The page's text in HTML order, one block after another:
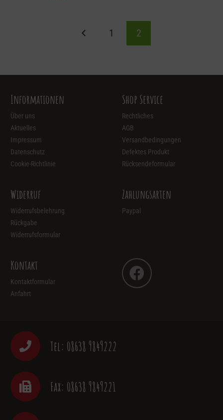
1 2
Informationen
Über uns
Aktuelles
Impressum
Datenschutz
Cookie-Richtlinie
Shop Service
Rechtliches
AGB
Versandbedingungen
Defektes Produkt
Rücksendeformular
Widerruf
Widerrufsbelehrung
Rückgabe
Widerrufsformular
Zahlungsarten
Paypal
Kontakt
Kontaktformular
Anfahrt
Tel: 08638 9849222
Fax: 08638 9849221